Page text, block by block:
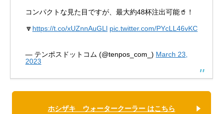
コンパクトな見た目ですが、最大約48杯注出可能🥤！
🔽 https://t.co/xUZnnAuGLl pic.twitter.com/PYcLL46vKC
— テンポスドットコム (@tenpos_com_) March 23,
2023
ホシザキ ウォータークーラー はこちら